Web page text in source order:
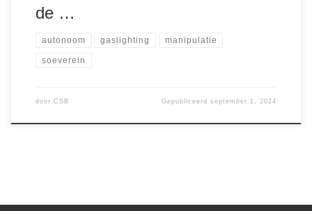
de …
autonoom gaslighting manipulatie
soeverein
door CSB Gepubliceerdseptember 1, 2024